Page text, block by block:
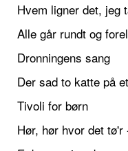
Hvem ligner det, jeg
Alle går rundt og
Dronningens sang
Der sad to katte på
Tivoli for børn
Hør, hør hvor det tø'r